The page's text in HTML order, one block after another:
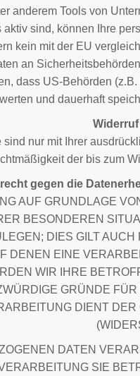
anderem Tools von
sind, können Ihre
kein mit der EU
an
dass US-Behörden
und dauerhaft
nur mit Ihrer
der bis zum
gegen die
AUF GRUNDLAGE
BESONDEREN
DIES GILT
DENEN EINE
WIR IHRE
GRÜNDE
DIENT
DATEN
SIE